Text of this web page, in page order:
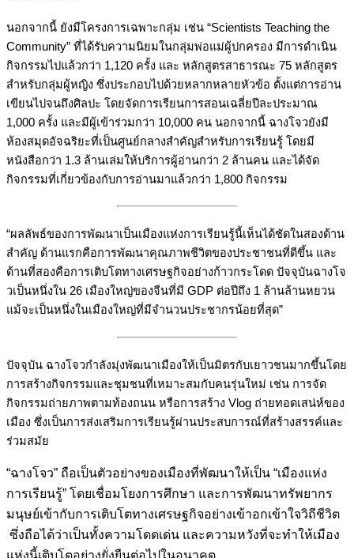
นอกจากนี้ ยังมีโครงการเฉพาะกลุ่ม เช่น “Scientists Teaching the
Community” ที่ได้รับความนิยมในกลุ่มพ่อแม่ผู้ปกครอง มีการดำเนิน
กิจกรรมไปแล้วกว่า 1,120 ครั้ง และ หลักสูตรสาธารณะ 75 หลักสูตร
สำหรับกลุ่มผู้หญิง ซึ่งประกอบไปด้วยหลากหลายหัวข้อ ตั้งแต่การอ่าน
เขียนไปจนถึงศิลปะ โดยจัดการเรียนการสอนเฉลี่ยปีละประมาณ
1,000 ครั้ง และมีผู้เข้าร่วมกว่า 10,000 คน นอกจากนี้ ฉางโจวยังมี
ห้องสมุดอัจฉริยะที่เป็นศูนย์กลางสำคัญสำหรับการเรียนรู้ โดยมี
หนังสือกว่า 1.3 ล้านเล่มให้บริการผู้อ่านกว่า 2 ล้านคน และได้จัด
กิจกรรมที่เกี่ยวข้องกับการอ่านมาแล้วกว่า 1,800 กิจกรรม
“ผลลัพธ์ของการพัฒนาเป็นเมืองแห่งการเรียนรู้นี้เห็นได้ชัดในสองด้าน
สำคัญ ด้านแรกคือการพัฒนาคุณภาพชีวิตของประชาชนที่ดีขึ้น และ
ด้านที่สองคือการเติบโตทางเศรษฐกิจอย่างก้าวกระโดด ปัจจุบันฉางโจ
วเป็นหนึ่งใน 26 เมืองใหญ่ของจีนที่มี GDP ต่อปีถึง 1 ล้านล้านหยวน
แม้จะเป็นหนึ่งในเมืองใหญ่ที่มีจำนวนประชากรน้อยที่สุด”
ปัจจุบัน ฉางโจวกำลังมุ่งพัฒนาเมืองให้เป็นมิตรกับเยาวชนมากขึ้นโดย
การสร้างกิจกรรมและชุมชนที่เหมาะสมกับคนรุ่นใหม่ เช่น การจัด
กิจกรรมถ่ายภาพตามท้องถนน หรือการสร้าง Vlog ถ่ายทอดเสน่ห์ของ
เมือง ซึ่งเป็นการส่งเสริมการเรียนรู้ผ่านประสบการณ์ที่สร้างสรรค์และ
ร่วมสมัย
“ฉางโจว” ถือเป็นตัวอย่างของเมืองที่พัฒนาให้เป็น “เมืองแห่ง
การเรียนรู้” โดยเชื่อมโยงการศึกษา และการพัฒนาทรัพยากร
มนุษย์เข้ากับการเติบโตทางเศรษฐกิจอย่างเข้าอกเข้าใจวิถีชีวิต
ซึ่งถือได้ว่าเป็นทั้งความโดดเด่น และความหวังที่จะทำให้เมือง
แห่งนี้เติบโตอย่างยั่งยืนต่อไปในอนาคต